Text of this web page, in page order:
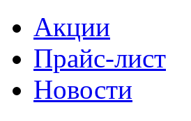
Акции
Прайс-лист
Новости